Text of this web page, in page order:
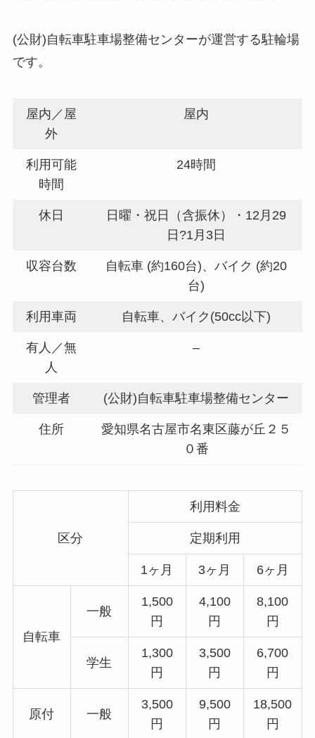
(公財)自転車駐車場整備センターが運営する駐輪場
です。
屋内／屋
外
屋内
利用可能
時間
24時間
休日
日曜・祝日（含振休）・12月29
日?1月3日
収容台数
自転車 (約160台)、バイク (約20
台)
利用車両 自転車、バイク(50cc以下)
有人／無
人
–
管理者 (公財)自転車駐車場整備センター
住所
愛知県名古屋市名東区藤が丘２５
０番
区分
利用料金
定期利用
1ヶ月 3ヶ月 6ヶ月
自転車
一般
1,500
円
4,100
円
8,100
円
学生
1,300
円
3,500
円
6,700
円
原付 一般
3,500
円
9,500
円
18,500
円